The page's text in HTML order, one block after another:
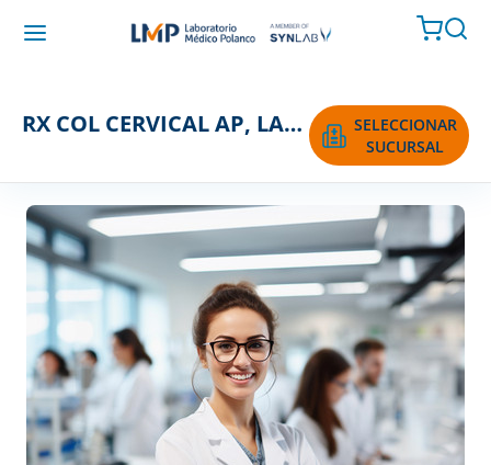
RX COL CERVICAL AP, LAT Y OBLICUAS - 4
SELECCIONAR
SUCURSAL